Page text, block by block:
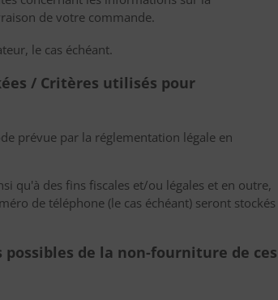
de votre commande.
le cas échéant.
/ Critères utilisés pour
prévue par la réglementation légale en
qu'à des fins fiscales et/ou légales et en outre,
de téléphone (le cas échéant) seront stockés
de la non-fourniture de ces